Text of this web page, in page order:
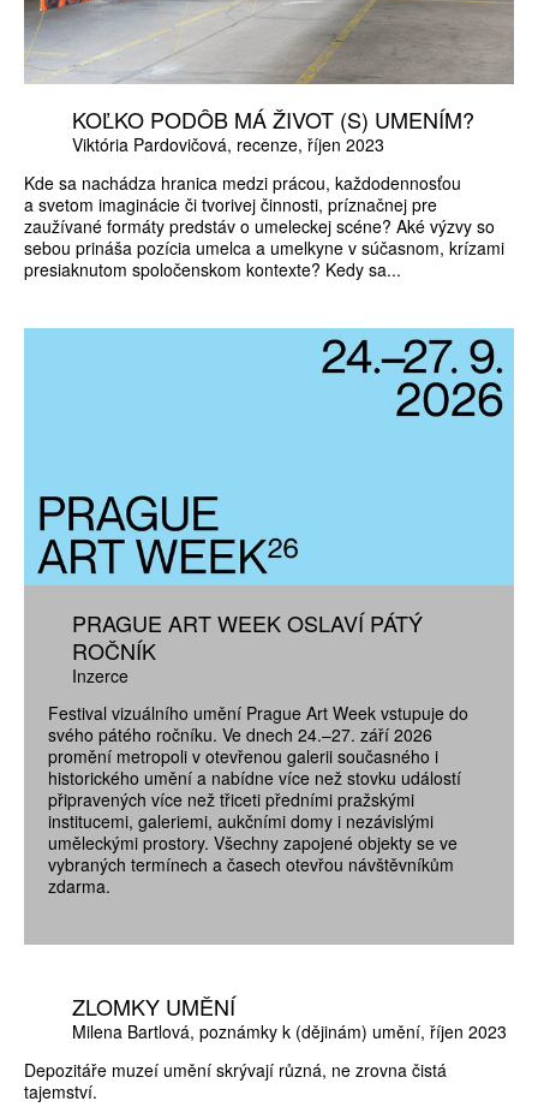
KOĽKO PODÔB MÁ ŽIVOT (S) UMENÍM?
Viktória Pardovičová recenze říjen 2023
Kde sa nachádza hranica medzi prácou, každodennosťou
a svetom imaginácie či tvorivej činnosti, príznačnej pre
zaužívané formáty predstáv o umeleckej scéne? Aké výzvy so
sebou prináša pozícia umelca a umelkyne v súčasnom, krízami
presiaknutom spoločenskom kontexte? Kedy sa...
PRAGUE ART WEEK OSLAVÍ PÁTÝ
ROČNÍK
Inzerce
Festival vizuálního umění Prague Art Week vstupuje do
svého pátého ročníku. Ve dnech 24.–27. září 2026
promění metropoli v otevřenou galerii současného i
historického umění a nabídne více než stovku událostí
připravených více než třiceti předními pražskými
institucemi, galeriemi, aukčními domy i nezávislými
uměleckými prostory. Všechny zapojené objekty se ve
vybraných termínech a časech otevřou návštěvníkům
zdarma.
ZLOMKY UMĚNÍ
Milena Bartlová poznámky k (dějinám) umění říjen 2023
Depozitáře muzeí umění skrývají různá, ne zrovna čistá
tajemství.